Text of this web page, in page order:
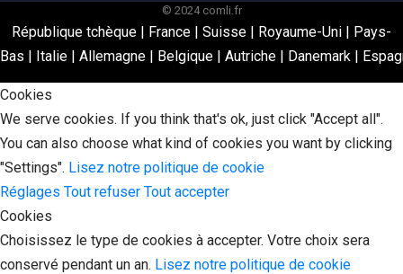
© 2024 comli.fr
République tchèque | France | Suisse | Royaume-Uni | Pays-
Bas | Italie | Allemagne | Belgique | Autriche | Danemark |
Cookies
We serve cookies. If you think that's ok, just click "Accept all".
You can also choose what kind of cookies you want by clicking
"Settings". Lisez notre politique de cookie
Réglages Tout refuser Tout accepter
Cookies
Choisissez le type de cookies à accepter. Votre choix sera
conservé pendant un an. Lisez notre politique de cookie